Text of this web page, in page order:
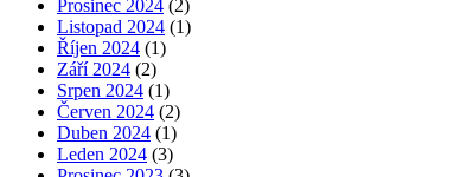
Prosinec 2024 (2)
Listopad 2024 (1)
Říjen 2024 (1)
Září 2024 (2)
Srpen 2024 (1)
Červen 2024 (2)
Duben 2024 (1)
Leden 2024 (3)